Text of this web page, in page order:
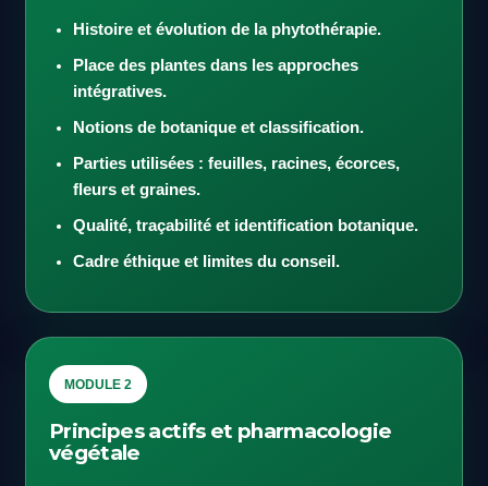
Histoire et évolution de la phytothérapie.
Place des plantes dans les approches
intégratives.
Notions de botanique et classification.
Parties utilisées : feuilles, racines, écorces,
fleurs et graines.
Qualité, traçabilité et identification botanique.
Cadre éthique et limites du conseil.
MODULE 2
Principes actifs et pharmacologie
végétale